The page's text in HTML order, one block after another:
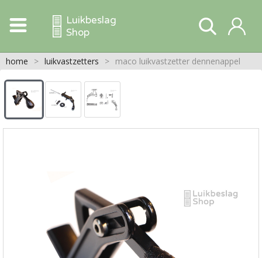
Luikbeslag
Shop
home > luikvastzetters > maco luikvastzetter dennenappel